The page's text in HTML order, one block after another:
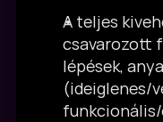
A teljes
csavarozott
lépések,
(ideiglenes/